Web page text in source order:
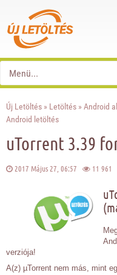
Új Letöltés » Letöltés »Android
Android letöltés
uTorrent 3.39
2017 Május 27, 06:57 11 961
verziója!
A(z) µTorrent nem más, mint